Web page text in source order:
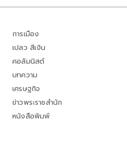
การเมือง
เปลว สีเงิน
คอลัมนิสต์
บทความ
เศรษฐกิจ
ข่าวพระราชสำนัก
หนังสือพิมพ์